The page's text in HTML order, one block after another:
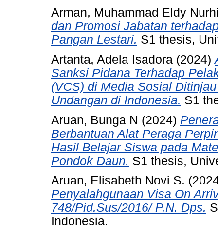
Arman, Muhammad Eldy
dan Promosi Jabatan
Pangan Lestari. S1 thesis,
Artanta, Adela Isadora (2024)
Sanksi Pidana Terhadap
(VCS) di Media Sosial
Undangan di Indonesia. S1
Aruan, Bunga N (2024)
Berbantuan Alat Peraga
Hasil Belajar Siswa pada
Pondok Daun. S1 thesis,
Aruan, Elisabeth Novi S.
Penyalahgunaan Visa On
748/Pid.Sus/2016/ P.N. Dps.
Indonesia.